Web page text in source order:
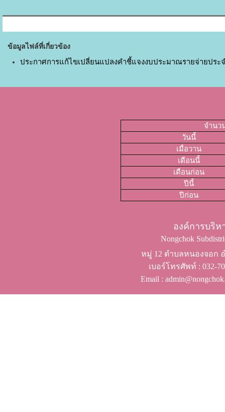
ข้อมูลไฟล์ที่เกี่ยวข้อง
ประกาศการแก้ไขเปลี่ยนแปลงคำชี้แจงงบประมาณรายจ่ายประ
จำนว
วันนี้
เมื่อวาน
เดือนนี้
เดือนก่อน
ปีนี้
ปีก่อน
องค์การบริ
Nongchok
หมู่ 12 ตำบลหนองจอก
เบอร์โทรศัพท์ ​: 032-
Email :